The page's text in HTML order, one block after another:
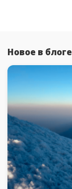
Новое в блоге